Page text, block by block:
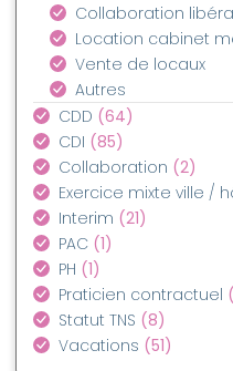
Collaboration
Location cabinet
Vente de locaux
Autres
CDD (64)
CDI (85)
Collaboration (2)
Exercice mixte ville /
Interim (21)
PAC (1)
PH (1)
Praticien contractuel
Statut TNS (8)
Vacations (51)